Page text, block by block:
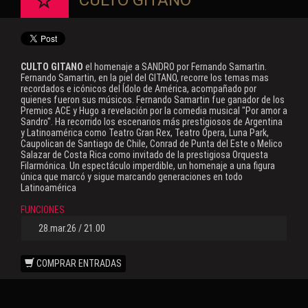
CULTO GITANO el homenaje a SANDRO por Fernando Samartin.
Fernando Samartin, en la piel del GITANO, recorre los temas mas
recordados e icónicos del Ídolo de América, acompañado por
quienes fueron sus músicos. Fernando Samartin fue ganador de los
Premios ACE y Hugo a revelación por la comedia musical "Por amor a
Sandro". Ha recorrido los escenarios más prestigiosos de Argentina
y Latinoamérica como Teatro Gran Rex, Teatro Ópera, Luna Park,
Caupolican de Santiago de Chile, Conrad de Punta del Este o Melico
Salazar de Costa Rica como invitado de la prestigiosa Orquesta
Filarmónica. Un espectáculo imperdible, un homenaje a una figura
única que marcó y sigue marcando generaciones en todo
Latinoamérica
FUNCIONES
28.mar.26 / 21.00
COMPRAR ENTRADAS